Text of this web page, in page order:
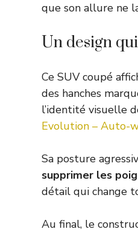
que son allure ne
Un design
Ce SUV coupé
des hanches
l’identité visuelle
Evolution – Auto-
Sa posture
supprimer les
détail qui change
Au final, le